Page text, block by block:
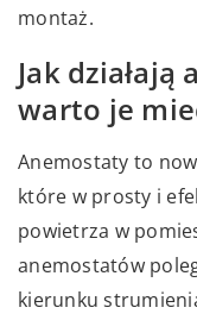
montaż.
Jak
warto je
Anemostaty to
które w prosty i
powietrza w
anemostatów
kierunku